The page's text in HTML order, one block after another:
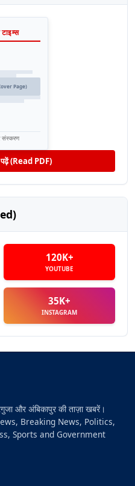
Page)
संस्करण
(Read PDF)
120K+
YOUTUBE
35K+
INSTAGRAM
और अंबिकापुर की ताज़ा खबरें।
Breaking News, Politics,
Sports and Government